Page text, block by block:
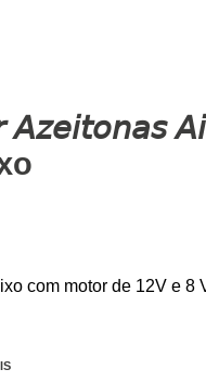
𝘈𝘻𝘦𝘪𝘵𝘰𝘯𝘢𝘴
com motor de 12V e 8